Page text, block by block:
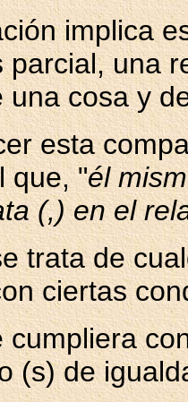
implica
parcial, una
una cosa y
esta
que, "él
(,) en el
trata de
ciertas
cumpliera
(s) de